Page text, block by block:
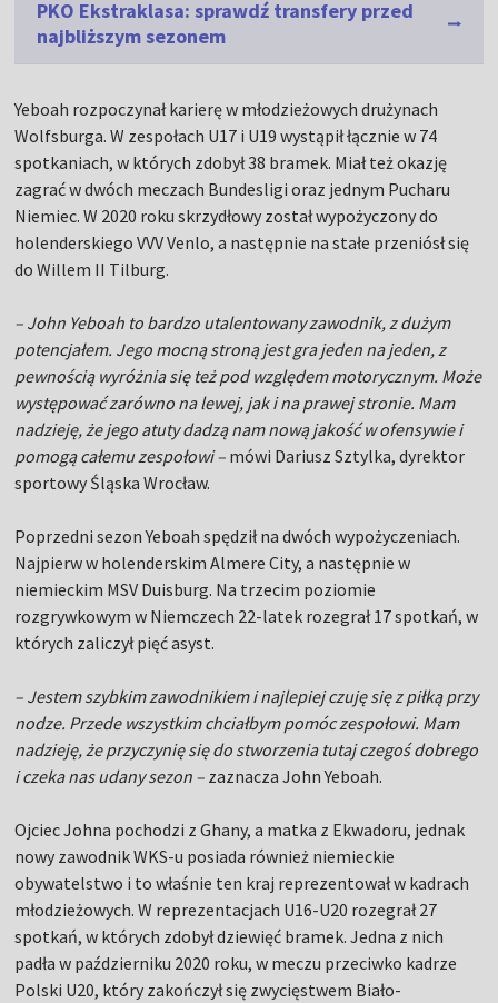
PKO Ekstraklasa: sprawdź transfery przed
najbliższym sezonem
Yeboah rozpoczynał karierę w młodzieżowych drużynach
Wolfsburga. W zespołach U17 i U19 wystąpił łącznie w 74
spotkaniach, w których zdobył 38 bramek. Miał też okazję
zagrać w dwóch meczach Bundesligi oraz jednym Pucharu
Niemiec. W 2020 roku skrzydłowy został wypożyczony do
holenderskiego VVV Venlo, a następnie na stałe przeniósł się
do Willem II Tilburg.
– John Yeboah to bardzo utalentowany zawodnik, z dużym
potencjałem. Jego mocną stroną jest gra jeden na jeden, z
pewnością wyróżnia się też pod względem motorycznym. Może
występować zarówno na lewej, jak i na prawej stronie. Mam
nadzieję, że jego atuty dadzą nam nową jakość w ofensywie i
pomogą całemu zespołowi – mówi Dariusz Sztylka, dyrektor
sportowy Śląska Wrocław.
Poprzedni sezon Yeboah spędził na dwóch wypożyczeniach.
Najpierw w holenderskim Almere City, a następnie w
niemieckim MSV Duisburg. Na trzecim poziomie
rozgrywkowym w Niemczech 22-latek rozegrał 17 spotkań, w
których zaliczył pięć asyst.
– Jestem szybkim zawodnikiem i najlepiej czuję się z piłką przy
nodze. Przede wszystkim chciałbym pomóc zespołowi. Mam
nadzieję, że przyczynię się do stworzenia tutaj czegoś dobrego
i czeka nas udany sezon – zaznacza John Yeboah.
Ojciec Johna pochodzi z Ghany, a matka z Ekwadoru, jednak
nowy zawodnik WKS-u posiada również niemieckie
obywatelstwo i to właśnie ten kraj reprezentował w kadrach
młodzieżowych. W reprezentacjach U16-U20 rozegrał 27
spotkań, w których zdobył dziewięć bramek. Jedna z nich
padła w październiku 2020 roku, w meczu przeciwko kadrze
Polski U20, który zakończył się zwycięstwem Biało-